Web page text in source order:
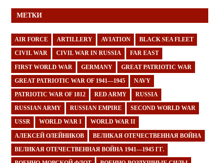
МЕТКИ
AIR FORCE ARTILLERY AVIATION BLACK SEA FLEET
CIVIL WAR CIVIL WAR IN RUSSIA FAR EAST
FIRST WORLD WAR GERMANY GREAT PATRIOTIC WAR
GREAT PATRIOTIC WAR OF 1941—1945 NAVY
PATRIOTIC WAR OF 1812 RED ARMY RUSSIA
RUSSIAN ARMY RUSSIAN EMPIRE SECOND WORLD WAR
USSR WORLD WAR I WORLD WAR II
АЛЕКСЕЙ ОЛЕЙНИКОВ ВЕЛИКАЯ ОТЕЧЕСТВЕННАЯ ВОЙНА
ВЕЛИКАЯ ОТЕЧЕСТВЕННАЯ ВОЙНА 1941—1945 ГГ.